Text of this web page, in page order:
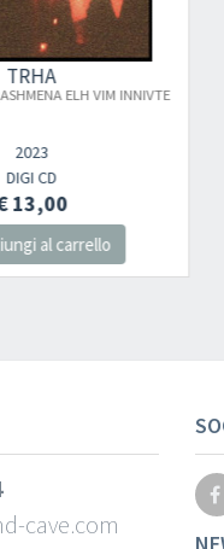
ELH VIM INNIVTE
CD
al carrello
cave.com